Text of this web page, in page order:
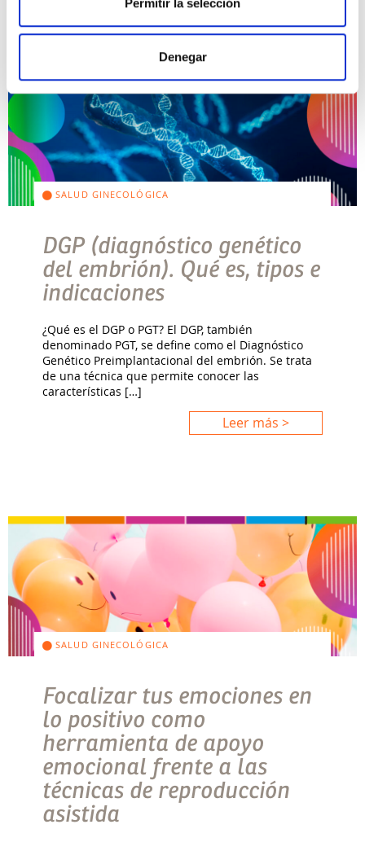
Permitir la selección
Denegar
SALUD GINECOLÓGICA
DGP (diagnóstico genético
del embrión). Qué es, tipos e
indicaciones
¿Qué es el DGP o PGT? El DGP, también
denominado PGT, se define como el Diagnóstico
Genético Preimplantacional del embrión. Se trata
de una técnica que permite conocer las
características […]
Leer más >
SALUD GINECOLÓGICA
Focalizar tus emociones en
lo positivo como
herramienta de apoyo
emocional frente a las
técnicas de reproducción
asistida